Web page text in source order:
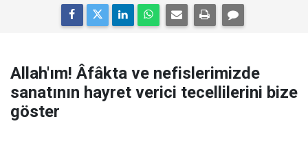
Allah'ım! Âfâkta ve nefislerimizde
sanatının hayret verici tecellilerini bize
göster